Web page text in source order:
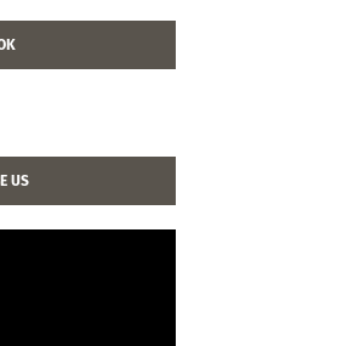
US